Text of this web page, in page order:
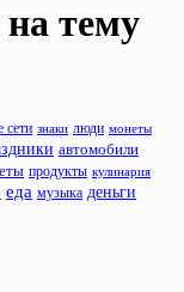
тему
сети знаки люди монеты
автомобили
продукты кулинария
еда музыка деньги